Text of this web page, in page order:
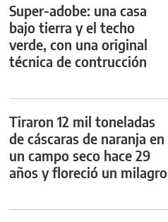
Super-adobe: una casa
bajo tierra y el techo
verde, con una original
técnica de contrucción
Tiraron 12 mil toneladas
de cáscaras de naranja en
un campo seco hace 29
años y floreció un milagro